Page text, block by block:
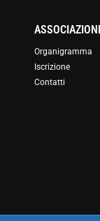
Organigramma
Iscrizione
Contatti